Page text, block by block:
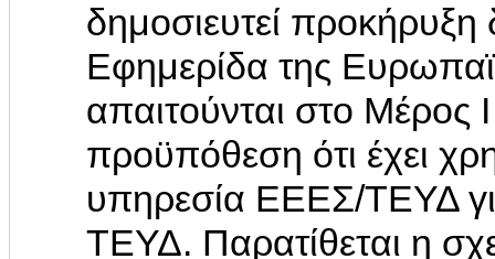
δημοσιευτεί
Εφημερίδα της
απαιτούνται στο Μέρος
προϋπόθεση ότι έχει
υπηρεσία ΕΕΕΣ/ΤΕΥΔ
ΤΕΥΔ. Παρατίθεται η